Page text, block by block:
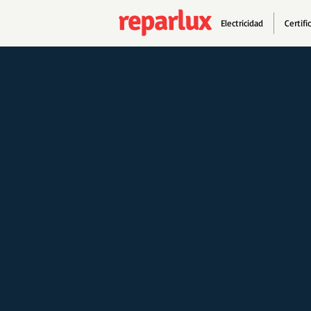
reparlux Electricidad